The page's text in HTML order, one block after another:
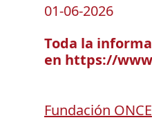
01-06-2026
Toda la
en https://
Fundación ONCE